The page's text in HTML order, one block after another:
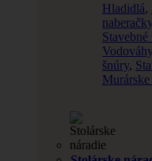
Hladidlá,
naberačky
Stavebné
Vodováhy
šnúry,
Murárske